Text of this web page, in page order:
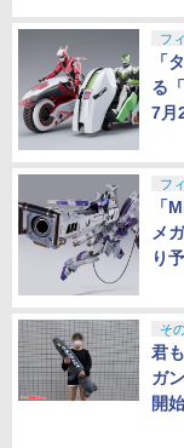
フ
「
る
7月
フ
「
メ
り
そ
君
ガ
開始